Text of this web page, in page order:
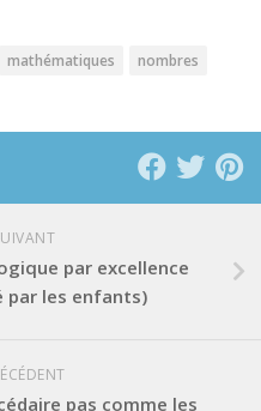
mathématiques nombres
par excellence
par les enfants)
pas comme les